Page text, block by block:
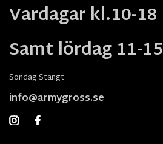
Vardagar kl.10-18
Samt lördag 11-15
Söndag Stängt
info@armygross.se